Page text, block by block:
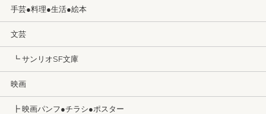
手芸●料理●生活●絵本
文芸
┗ サンリオSF文庫
映画
┣ 映画パンフ●チラシ●ポスター